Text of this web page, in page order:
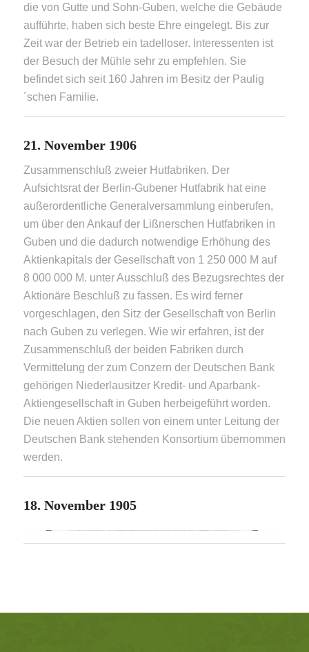
die von Gutte und Sohn-Guben, welche die Gebäude
aufführte, haben sich beste Ehre eingelegt. Bis zur
Zeit war der Betrieb ein tadelloser. Interessenten ist
der Besuch der Mühle sehr zu empfehlen. Sie
befindet sich seit 160 Jahren im Besitz der Paulig
´schen Familie.
21. November 1906
Zusammenschluß zweier Hutfabriken. Der
Aufsichtsrat der Berlin-Gubener Hutfabrik hat eine
außerordentliche Generalversammlung einberufen,
um über den Ankauf der Lißnerschen Hutfabriken in
Guben und die dadurch notwendige Erhöhung des
Aktienkapitals der Gesellschaft von 1 250 000 M auf
8 000 000 M. unter Ausschluß des Bezugsrechtes der
Aktionäre Beschluß zu fassen. Es wird ferner
vorgeschlagen, den Sitz der Gesellschaft von Berlin
nach Guben zu verlegen. Wie wir erfahren, ist der
Zusammenschluß der beiden Fabriken durch
Vermittelung der zum Conzern der Deutschen Bank
gehörigen Niederlausitzer Kredit- und Aparbank-
Aktiengesellschaft in Guben herbeigeführt worden.
Die neuen Aktien sollen von einem unter Leitung der
Deutschen Bank stehenden Konsortium übernommen
werden.
18. November 1905